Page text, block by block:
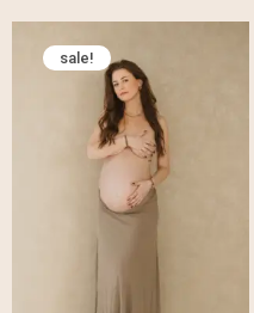
€ 29,99.
sale!